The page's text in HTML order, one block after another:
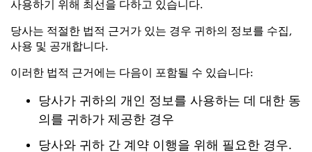
사용하기 위해 최선을 다하고 있습니다.
당사는 적절한 법적 근거가 있는 경우 귀하의 정보를 수집,
사용 및 공개합니다.
이러한 법적 근거에는 다음이 포함될 수 있습니다:
당사가 귀하의 개인 정보를 사용하는 데 대한 동
의를 귀하가 제공한 경우
당사와 귀하 간 계약 이행을 위해 필요한 경우.